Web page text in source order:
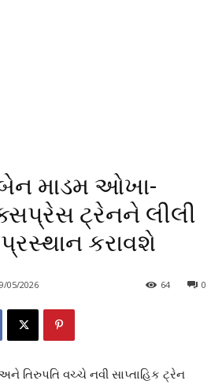
માડમ ઓખા-
ટ્રેનને લીલી
કરાવશે
05/2026 0
64
તિરુપતિ વચ્ચે નવી સાપ્તાહિક ટ્રેન